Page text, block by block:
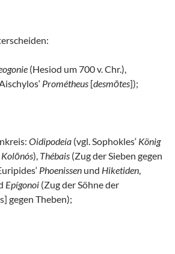
(Hesiod um 700 v. Chr.),
Prométheus [desmōtes]);
Oidipodeía (vgl. Sophokles‘ König
), Thébais (Zug der Sieben gegen
Phoenissen und Hiketiden,
Epígonoi (Zug der Söhne der
gegen Theben);